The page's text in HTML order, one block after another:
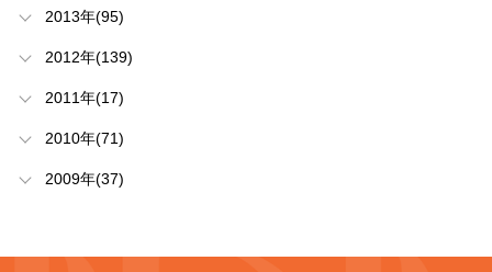
2013年(95)
2012年(139)
2011年(17)
2010年(71)
2009年(37)